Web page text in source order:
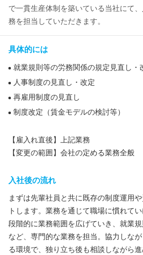
で一貫生産体制を築いている当社にて
務を担当していただきます。
具体的には
就業規則等の労務関係の規定見直し・
人事制度の見直し・改定
再雇用制度の見直し
制度改定（賃金モデルの検討等）
【雇入れ直後】上記業務
【変更の範囲】会社の定める業務全般
入社後の流れ
まずは先輩社員と共に既存の制度運用
トします。業務を通じて職場に慣れてい
段階的に業務範囲を広げていき、就業
など、専門的な業務を担当。協力しな
る環境で、独り立ち後も相談しながら進